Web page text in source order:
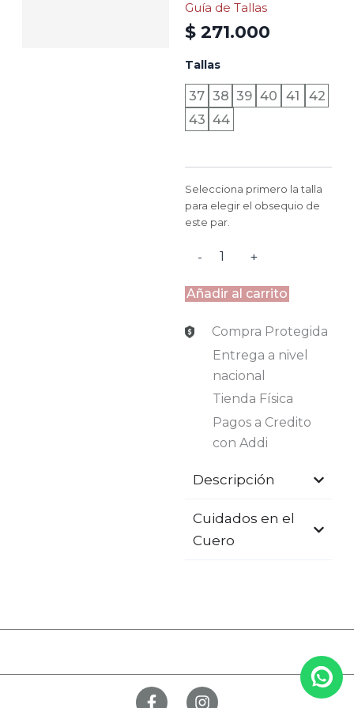
Guía de Tallas
$ 271.000
Tallas
37 38 39 40 41
42
43 44
Selecciona primero la talla
para elegir el obsequio de
este par.
-
DENVER
-
COÑAC
AZUL
cantidad
+
Añadir al carrito
Compra Protegida
Entrega a nivel
nacional
Tienda Física
Pagos a Credito
con Addi
Descripción
Cuidados en el
Cuero
F
I